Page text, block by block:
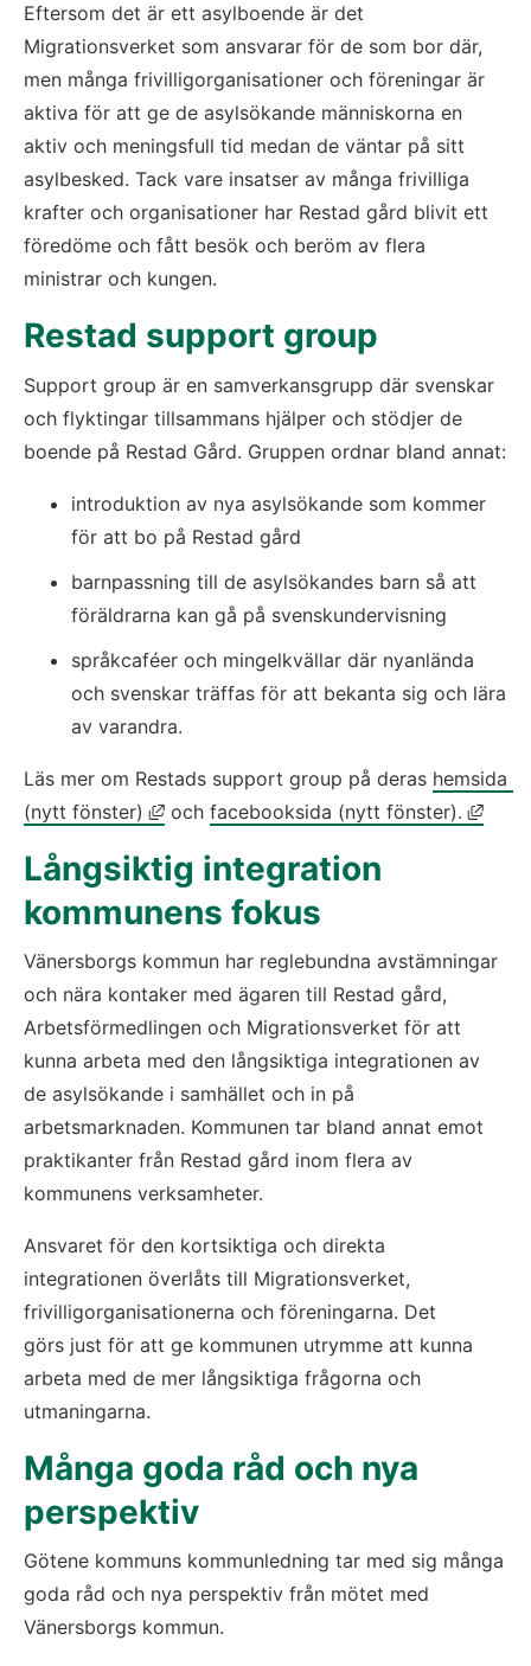
Eftersom det är ett asylboende är det
Migrationsverket som ansvarar för de som bor där,
men många frivilligorganisationer och föreningar är
aktiva för att ge de asylsökande människorna en
aktiv och meningsfull tid medan de väntar på sitt
asylbesked. Tack vare insatser av många frivilliga
krafter och organisationer har Restad gård blivit ett
föredöme och fått besök och beröm av flera
ministrar och kungen.
Restad support group
Support group är en samverkansgrupp där svenskar
och flyktingar tillsammans hjälper och stödjer de
boende på Restad Gård. Gruppen ordnar bland annat:
introduktion av nya asylsökande som kommer
för att bo på Restad gård
barnpassning till de asylsökandes barn så att
föräldrarna kan gå på svenskundervisning
språkcaféer och mingelkvällar där nyanlända
och svenskar träffas för att bekanta sig och lära
av varandra.
Läs mer om Restads support group på deras hemsida
(nytt fönster)
Länk till annan webbplats, öppnas i nytt
och facebooksida (nytt fönster).
​Långsiktig integration
kommunens fokus
Vänersborgs kommun har reglebundna avstämningar
och nära kontaker med ägaren till Restad gård,
Arbetsförmedlingen och Migrationsverket för att
kunna arbeta med den långsiktiga integrationen av
de asylsökande i samhället och in på
arbetsmarknaden. Kommunen tar bland annat emot
praktikanter från Restad gård inom flera av
kommunens verksamheter.
Ansvaret för den kortsiktiga och direkta
integrationen överlåts till Migrationsverket,
frivilligorganisationerna och föreningarna. Det
görs just för att ge kommunen utrymme att kunna
arbeta med de mer långsiktiga frågorna och
utmaningarna.
Många goda råd och nya
perspektiv
Götene kommuns kommunledning tar med sig många
goda råd och nya perspektiv från mötet med
Vänersborgs kommun.